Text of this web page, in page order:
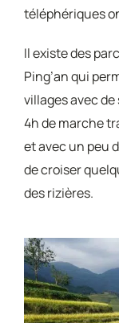
téléphériques
Il existe des
Ping’an qui
villages avec
4h de marche
et avec un peu
de croiser
des rizières.